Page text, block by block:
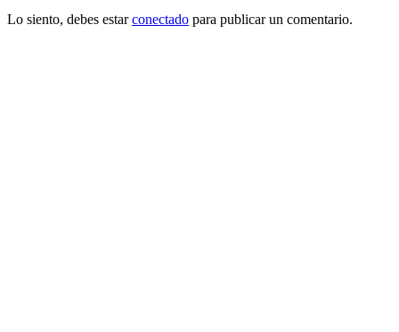
Lo siento, debes estarconectado para publicar un comentario.